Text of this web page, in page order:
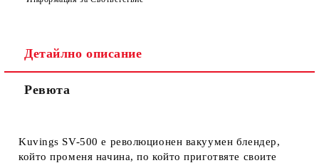
Детайлно описание
Ревюта
Kuvings SV-500 е революционен вакуумен блендер,
който променя начина, по който приготвяте своите